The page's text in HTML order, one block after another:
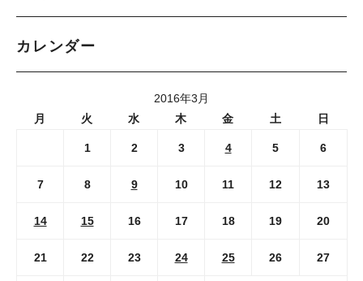
カレンダー
2016年3月
月
火 水 木 金 土 日
1 2 3 4 5 6
7 8 9 10 11 12 13
14 15 16 17 18 19 20
21 22 23 24 25 26 27